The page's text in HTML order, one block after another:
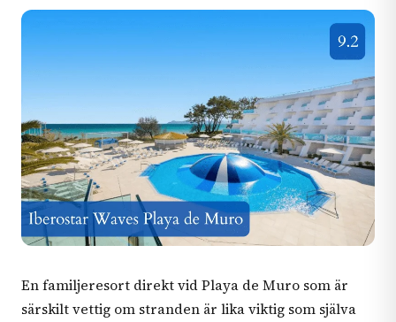
En familjeresort direkt vid Playa de Muro som är
särskilt vettig om stranden är lika viktig som själva